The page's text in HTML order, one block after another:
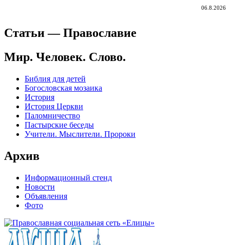
06.8.2026
Статьи — Православие
Мир. Человек. Слово.
Библия для детей
Богословская мозаика
История
История Церкви
Паломничество
Пастырские беседы
Учители. Мыслители. Пророки
Архив
Информационный стенд
Новости
Объявления
Фото